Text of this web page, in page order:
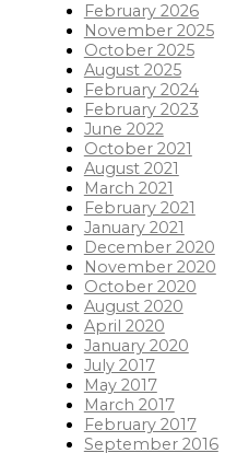
February 2026
November 2025
October 2025
August 2025
February 2024
February 2023
June 2022
October 2021
August 2021
March 2021
February 2021
January 2021
December 2020
November 2020
October 2020
August 2020
April 2020
January 2020
July 2017
May 2017
March 2017
February 2017
September 2016